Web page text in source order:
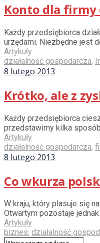
Konto dla firmy
Każdy przedsiębiorca
urzędami. Niezbędne jest
Artykuły
działalność gospodarcza,
8 lutego 2013
Krótko, ale z
Każdy przedsiębiorca
przedstawimy kilka
Artykuły
działalność gospodarcza,
8 lutego 2013
Co wkurza
W kraju, który plasuje się
Otwartym pozostaje
Artykuły
biznes, działalność